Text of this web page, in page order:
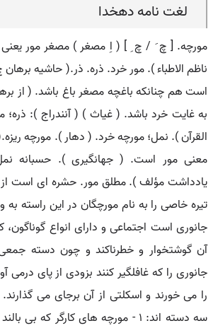
لغت نامه دهخدا
مورچه. [ چ َ / چ ِ ] ( اِ مصغر ) مصغر مور
ناظم الاطباء ). مور خرد. ذره. ذر.( حاشیه
است هم چنانکه باغچه مصغر باغ باشد. ( از
به غایت خرد باشد. ( غیاث ) ( آنندراج ): ذره؛
القرآن ). نمل؛ مورچه خرد. ( دهار ). مورچه
معنی مور است. ( جهانگیری ). حسبانه
یادداشت مؤلف ). مطلق مور. حشره ای است از
تیره خاصی را به نام مورچگان در این راسته
جانوری است اجتماعی و دارای انواع
آن گوشتخوار و خطرناکند و چون دسته
جانوری را که غافلگیر کنند بزودی از پای درمی
را می خورند و اسکلتی از آن برجای می
سه دسته اند: 1 - مورچه های کارگر که